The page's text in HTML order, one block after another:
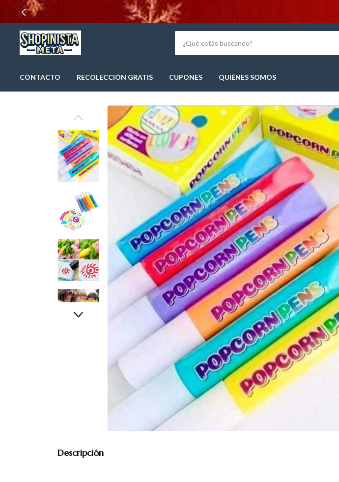
CONTACTO RECOLECCIÓN GRATIS CUPONES QUIÉNES SOMOS
Descripción